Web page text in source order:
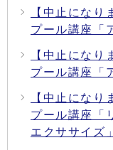
【中止になり
プール講座「
【中止になり
プール講座「
【中止になり
プール講座「
エクササイズ」